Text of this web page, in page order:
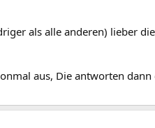
als alle anderen) lieber
aus, Die antworten